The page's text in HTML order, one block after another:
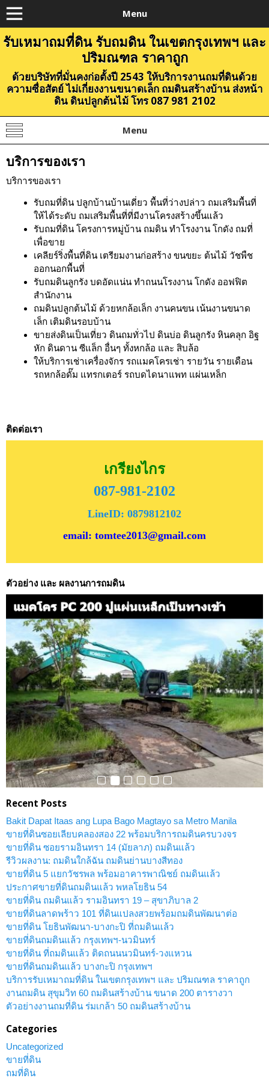
Menu
รับเหมาถมที่ดิน รับถมดิน ในเขตกรุงเทพฯ และ
ปริมณฑล ราคาถูก
ด้วยบริษัทที่มั่นคงก่อตั้งปี 2543 ให้บริการงานถมที่ดินด้วย
ความซื่อสัตย์ ไม่เกี่ยงงานขนาดเล็ก ถมดินสร้างบ้าน ส่งหน้า
ดิน ดินปลูกต้นไม้ โทร 087 981 2102
Menu
บริการของเรา
บริการของเรา
รับถมที่ดิน ปลูกบ้านบ้านเดี่ยว พื้นที่ว่างปล่าว ถมเสริมพื้นที่
ให้ได้ระดับ ถมเสริมพื้นที่ที่มีงานโครงสร้างขึ้นแล้ว
รับถมที่ดิน โครงการหมู่บ้าน ถมดิน ทำโรงงาน โกดัง ถมที่
เพื่อขาย
เคลียร์ริ่งพื้นที่ดิน เตรียมงานก่อสร้าง ขนขยะ ต้นไม้ วัชพืช
ออกนอกพื้นที่
รับถมดินลูกรัง บดอัดแน่น ทำถนนโรงงาน โกดัง ออฟฟิต
สำนักงาน
ถมดินปลูกต้นไม้ ด้วยหกล้อเล็ก งานคนขน เน้นงานขนาด
เล็ก เติมดินรอบบ้าน
ขายส่งดินเป็นเที่ยว ดินถมทั่วไป ดินบ่อ ดินลูกรัง หินคลุก อิฐ
หัก ดินดาน ซีแล็ก อื่นๆ ทั้งหกล้อ และ สิบล้อ
ให้บริการเช่าเครื่องจักร รถแมคโครเช่า รายวัน รายเดือน
รถหกล้อดั๊ม แทรกเตอร์ รถบดไดนาแพท แผ่นเหล็ก
ติดต่อเรา
เกรียงไกร
087-981-2102
LineID: 0879812102
email: tomtee2013@gmail.com
ตัวอย่าง และ ผลงานการถมดิน
Recent Posts
Bakit Dapat Itaas ang Lupa Bago Magtayo sa Metro Manila
ขายที่ดินซอยเลียบคลองสอง 22 พร้อมบริการถมดินครบวงจร
ขายที่ดิน ซอยรามอินทรา 14 (มัยลาภ) ถมดินแล้ว
รีวิวผลงาน: ถมดินใกล้ฉัน ถมดินย่านบางสีทอง
ขายที่ดิน 5 แยกวัชรพล พร้อมอาคารพาณิชย์ ถมดินแล้ว
ประกาศขายที่ดินถมดินแล้ว พหลโยธิน 54
ขายที่ดิน ถมดินแล้ว รามอินทรา 19 – สุขาภิบาล 2
ขายที่ดินลาดพร้าว 101 ที่ดินแปลงสวยพร้อมถมดินพัฒนาต่อ
ขายที่ดิน โยธินพัฒนา-บางกะปิ ที่ถมดินแล้ว
ขายที่ดินถมดินแล้ว กรุงเทพฯ-นวมินทร์
ขายที่ดิน ที่ถมดินแล้ว ติดถนนนวมินทร์-วงแหวน
ขายที่ดินถมดินแล้ว บางกะปิ กรุงเทพฯ
บริการรับเหมาถมที่ดิน ในเขตกรุงเทพฯ และ ปริมณฑล ราคาถูก
งานถมดิน สุขุมวิท 60 ถมดินสร้างบ้าน ขนาด 200 ตารางวา
ตัวอย่างงานถมที่ดิน ร่มเกล้า 50 ถมดินสร้างบ้าน
Categories
Uncategorized
ขายที่ดิน
ถมที่ดิน